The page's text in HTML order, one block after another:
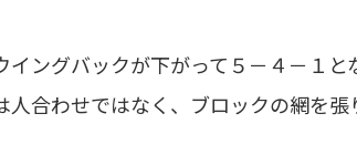
ングバックが下がって５－４－１
合わせではなく、ブロックの網を張